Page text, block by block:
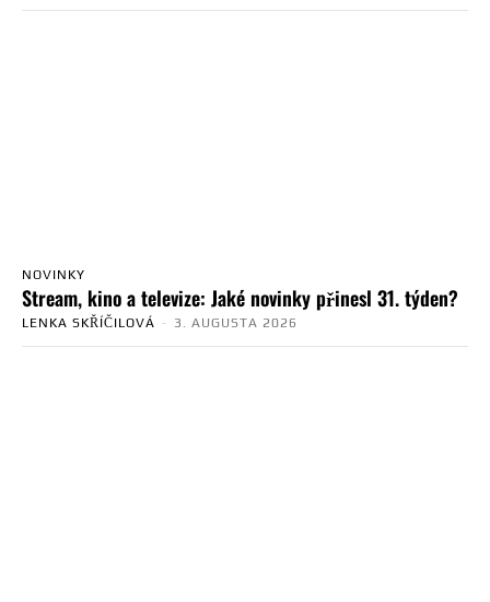
NOVINKY
Stream, kino a televize: Jaké novinky přinesl 31. týden?
LENKA SKŘÍČILOVÁ - 3. AUGUSTA 2026